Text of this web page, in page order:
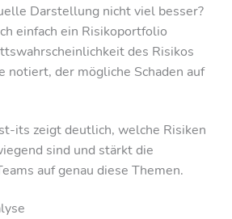
Darstellung nicht viel besser?
einfach ein Risikoportfolio
des Risikos
notiert, der mögliche Schaden auf
its zeigt deutlich, welche Risiken
sind und stärkt die
auf genau diese Themen.